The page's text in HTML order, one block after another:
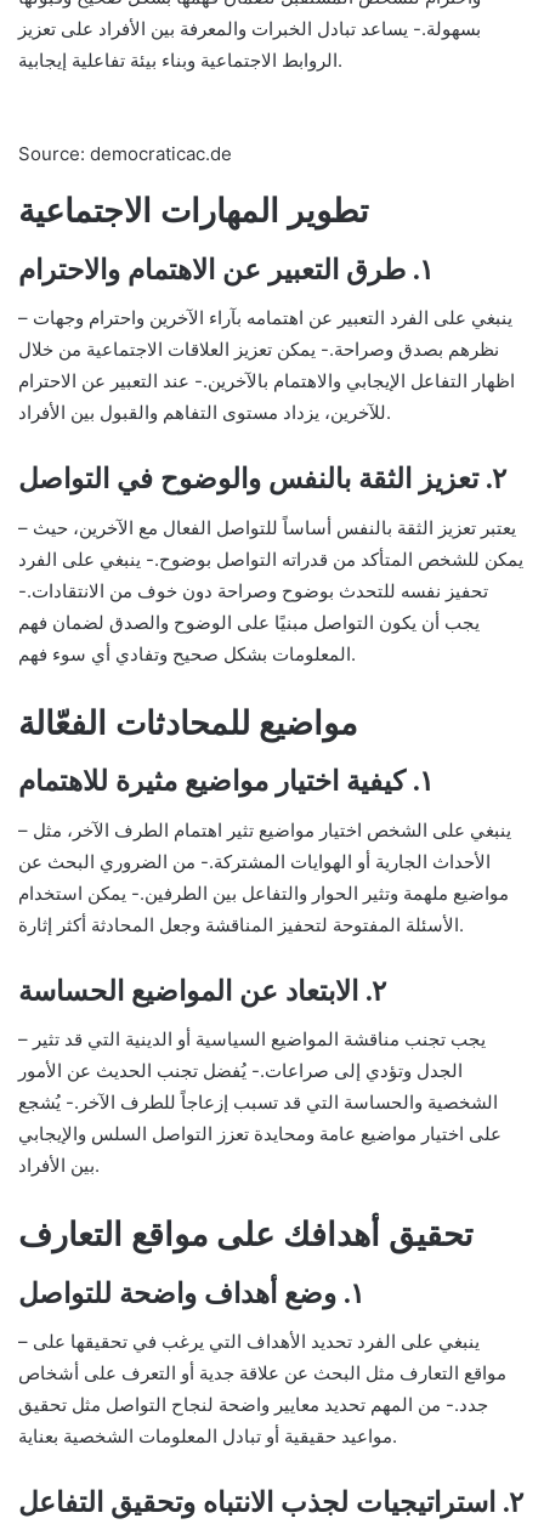
بسهولة.- يساعد تبادل الخبرات والمعرفة بين الأفراد على تعزيز
الروابط الاجتماعية وبناء بيئة تفاعلية إيجابية.
Source: democraticac.de
تطوير المهارات الاجتماعية
١. طرق التعبير عن الاهتمام والاحترام
– ينبغي على الفرد التعبير عن اهتمامه بآراء الآخرين واحترام وجهات
نظرهم بصدق وصراحة.- يمكن تعزيز العلاقات الاجتماعية من خلال
اظهار التفاعل الإيجابي والاهتمام بالآخرين.- عند التعبير عن الاحترام
للآخرين، يزداد مستوى التفاهم والقبول بين الأفراد.
٢. تعزيز الثقة بالنفس والوضوح في التواصل
– يعتبر تعزيز الثقة بالنفس أساساً للتواصل الفعال مع الآخرين، حيث
يمكن للشخص المتأكد من قدراته التواصل بوضوح.- ينبغي على الفرد
تحفيز نفسه للتحدث بوضوح وصراحة دون خوف من الانتقادات.-
يجب أن يكون التواصل مبنيًا على الوضوح والصدق لضمان فهم
المعلومات بشكل صحيح وتفادي أي سوء فهم.
مواضيع للمحادثات الفعّالة
١. كيفية اختيار مواضيع مثيرة للاهتمام
– ينبغي على الشخص اختيار مواضيع تثير اهتمام الطرف الآخر، مثل
الأحداث الجارية أو الهوايات المشتركة.- من الضروري البحث عن
مواضيع ملهمة وتثير الحوار والتفاعل بين الطرفين.- يمكن استخدام
الأسئلة المفتوحة لتحفيز المناقشة وجعل المحادثة أكثر إثارة.
٢. الابتعاد عن المواضيع الحساسة
– يجب تجنب مناقشة المواضيع السياسية أو الدينية التي قد تثير
الجدل وتؤدي إلى صراعات.- يُفضل تجنب الحديث عن الأمور
الشخصية والحساسة التي قد تسبب إزعاجاً للطرف الآخر.- يُشجع
على اختيار مواضيع عامة ومحايدة تعزز التواصل السلس والإيجابي
بين الأفراد.
تحقيق أهدافك على مواقع التعارف
١. وضع أهداف واضحة للتواصل
– ينبغي على الفرد تحديد الأهداف التي يرغب في تحقيقها على
مواقع التعارف مثل البحث عن علاقة جدية أو التعرف على أشخاص
جدد.- من المهم تحديد معايير واضحة لنجاح التواصل مثل تحقيق
مواعيد حقيقية أو تبادل المعلومات الشخصية بعناية.
٢. استراتيجيات لجذب الانتباه وتحقيق التفاعل